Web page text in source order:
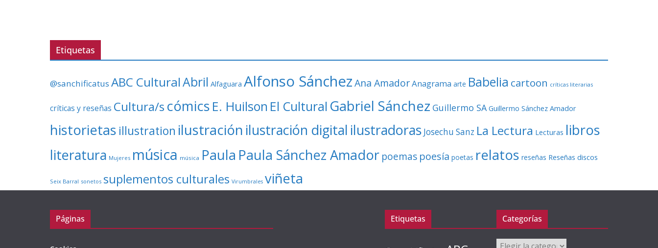
í
e
Etiquetas
@sanchificatus ABC CulturalAbril Alfaguara Alfonso SánchezAna AmadorAnagrama arte Babelia cartoon críticas literarias
críticas y reseñas Cultura/s cómics E. Huilson El Cultural Gabriel Sánchez Guillermo SA Guillermo Sánchez Amador
historietas illustration ilustración ilustración digital ilustradoras Josechu Sanz La Lectura Lecturas libros
literatura Mujeres música música Paula Paula Sánchez Amador poemas poesía poetas relatos reseñas Reseñas discos
Seix Barral sonetos suplementos culturales Virumbrales viñeta
Páginas Etiquetas Categorías
Categorías